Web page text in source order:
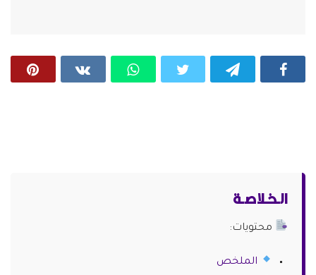
الـخـلاصـة
محتويات:
الملخص